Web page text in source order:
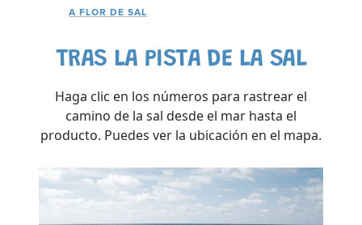
A FLOR DE SAL
TRAS LA PISTA DE LA SAL
Haga clic en los números para rastrear el
camino de la sal desde el mar hasta el
producto. Puedes ver la ubicación en el mapa.